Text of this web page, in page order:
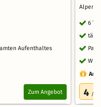
Aufenthaltes
Zum Angebot
6
4 /5.0